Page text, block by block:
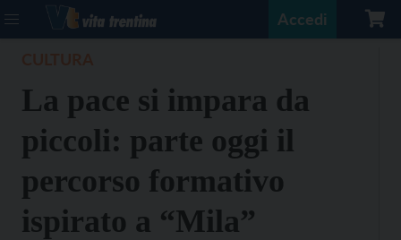
Accedi
La pace si impara da
piccoli: parte oggi il
percorso formativo
ispirato a “Mila”